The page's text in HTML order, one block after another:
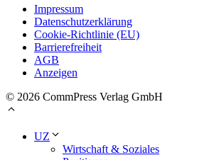
Impressum
Datenschutzerklärung
Cookie-Richtlinie (EU)
Barrierefreiheit
AGB
Anzeigen
© 2026 CommPress Verlag GmbH
UZ
Wirtschaft & Soziales